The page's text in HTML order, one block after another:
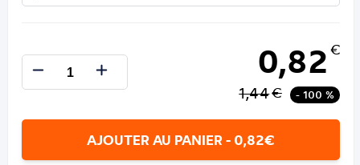
0,82 €
1,44€ - 100 %
AJOUTER AU PANIER - 0,82€